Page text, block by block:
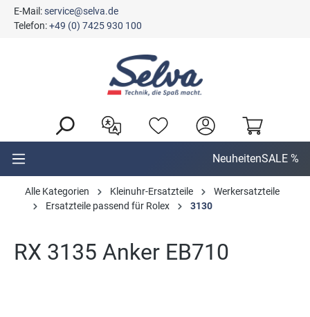
springen
E-Mail:service@selva.de
Telefon:+49 (0) 7425 930 100
NeuheitenSALE %
Alle Kategorien Kleinuhr-Ersatzteile
Werkersatzteile
Ersatzteile passend für Rolex
3130
RX 3135 Anker EB710